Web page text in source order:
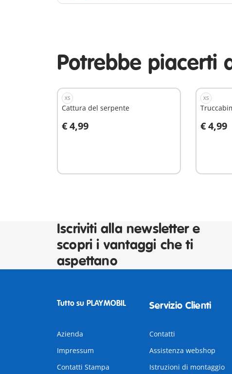
Potrebbe piacerti
XS
Cattura del serpente
€ 4,99
Aggiungi al carrello
XS
€ 4,99
Iscriviti alla newsletter e
scopri i vantaggi che ti
aspettano
Tutto su PLAYMOBIL
Azienda
Impressum
Contatti Stampa
Servizio Clienti
Contatti
Assistenza webshop
Istruzioni di montaggio